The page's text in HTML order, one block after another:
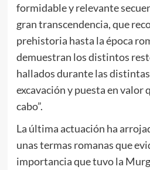
formidable y relevante
gran transcendencia, que
prehistoria hasta la época
demuestran los distintos
hallados durante las
excavación y puesta en valor
cabo”.
La última actuación ha
unas termas romanas que
importancia que tuvo la